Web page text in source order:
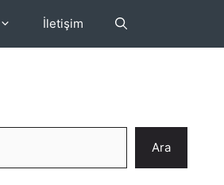
İletişim
Ara